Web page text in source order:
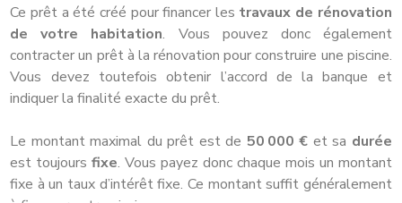
Ce prêt a été créé pour financer les travaux de rénovation
de votre habitation. Vous pouvez donc également
contracter un prêt à la rénovation pour construire une piscine.
Vous devez toutefois obtenir l’accord de la banque et
indiquer la finalité exacte du prêt.
Le montant maximal du prêt est de 50 000 € et sa durée
est toujoursfixe. Vous payez donc chaque mois un montant
fixe à un taux d’intérêt fixe. Ce montant suffit généralement